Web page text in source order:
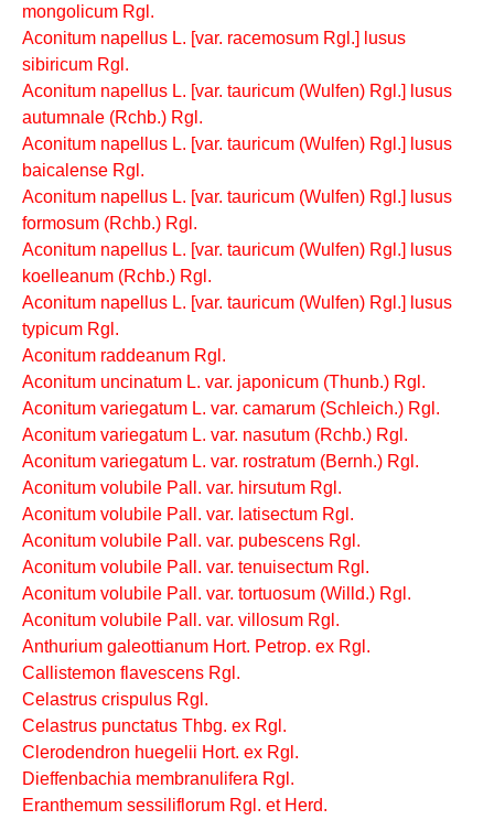
mongolicum Rgl.
Aconitum napellus L. [var. racemosum Rgl.] lusus
sibiricum Rgl.
Aconitum napellus L. [var. tauricum (Wulfen) Rgl.] lusus
autumnale (Rchb.) Rgl.
Aconitum napellus L. [var. tauricum (Wulfen) Rgl.] lusus
baicalense Rgl.
Aconitum napellus L. [var. tauricum (Wulfen) Rgl.] lusus
formosum (Rchb.) Rgl.
Aconitum napellus L. [var. tauricum (Wulfen) Rgl.] lusus
koelleanum (Rchb.) Rgl.
Aconitum napellus L. [var. tauricum (Wulfen) Rgl.] lusus
typicum Rgl.
Aconitum raddeanum Rgl.
Aconitum uncinatum L. var. japonicum (Thunb.) Rgl.
Aconitum variegatum L. var. camarum (Schleich.) Rgl.
Aconitum variegatum L. var. nasutum (Rchb.) Rgl.
Aconitum variegatum L. var. rostratum (Bernh.) Rgl.
Aconitum volubile Pall. var. hirsutum Rgl.
Aconitum volubile Pall. var. latisectum Rgl.
Aconitum volubile Pall. var. pubescens Rgl.
Aconitum volubile Pall. var. tenuisectum Rgl.
Aconitum volubile Pall. var. tortuosum (Willd.) Rgl.
Aconitum volubile Pall. var. villosum Rgl.
Anthurium galeottianum Hort. Petrop. ex Rgl.
Callistemon flavescens Rgl.
Celastrus crispulus Rgl.
Celastrus punctatus Thbg. ex Rgl.
Clerodendron huegelii Hort. ex Rgl.
Dieffenbachia membranulifera Rgl.
Eranthemum sessiliflorum Rgl. et Herd.